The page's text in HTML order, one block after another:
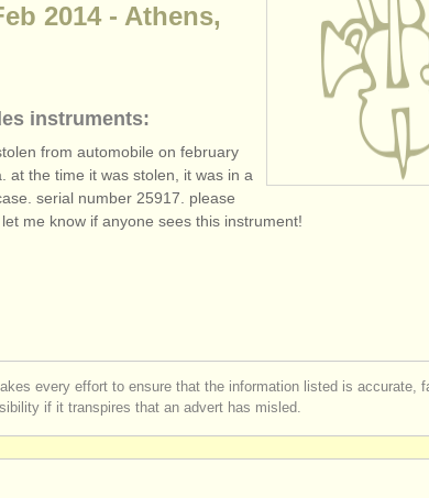
2014 - Athens,
instruments:
from automobile on february
at the time it was stolen, it was in a
serial number 25917. please
me know if anyone sees this instrument!
every effort to ensure that the information listed is accurate,
if it transpires that an advert has misled.